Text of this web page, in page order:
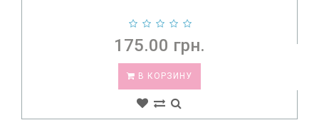
175.00 грн.
В КОРЗИНУ